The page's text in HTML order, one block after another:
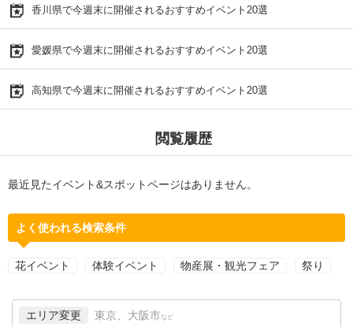
香川県で今週末に開催されるおすすめイベント20選
愛媛県で今週末に開催されるおすすめイベント20選
高知県で今週末に開催されるおすすめイベント20選
閲覧履歴
最近見たイベント&スポットページはありません。
よく使われる検索条件
花イベント 体験イベント 物産展・観光フェア 祭り
エリア変更 東京、大阪市 など